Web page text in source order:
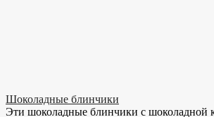
Шоколадные блинчики
Эти шоколадные блинчики с шоколадной